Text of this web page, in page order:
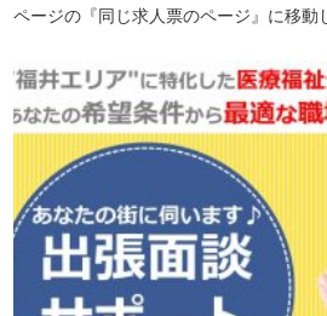
ページの『同じ求人票のページ』に移動